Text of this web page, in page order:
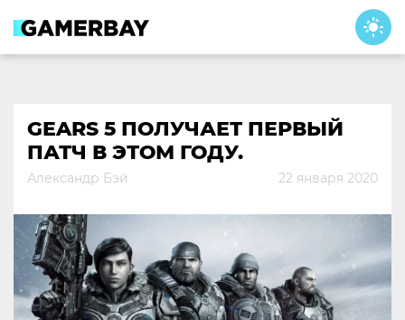
content
GEARS 5 ПОЛУЧАЕТ ПЕРВЫЙ
ПАТЧ В ЭТОМ ГОДУ.
Александр Бэй 22 января 2020